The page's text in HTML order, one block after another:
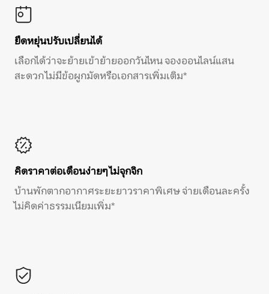
ยืดหยุ่นปรับเปลี่ยนได้
เลือกได้ว่าจะย้ายเข้าย้ายออกวันไหน จองออนไลน์แสน
สะดวก ไม่มีข้อผูกมัดหรือเอกสารเพิ่มเติม*
คิดราคาต่อเดือนง่ายๆ ไม่จุกจิก
บ้านพักตากอากาศระยะยาวราคาพิเศษ จ่ายเดือนละครั้ง
ไม่คิดค่าธรรมเนียมเพิ่ม*